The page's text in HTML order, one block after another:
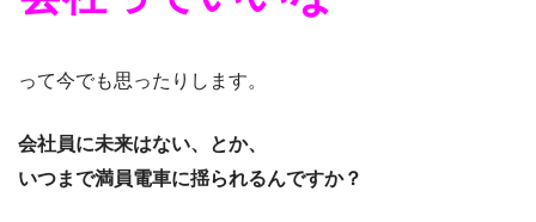
って今でも思ったりします。
会社員に未来はない、とか、
いつまで満員電車に揺られるんですか？